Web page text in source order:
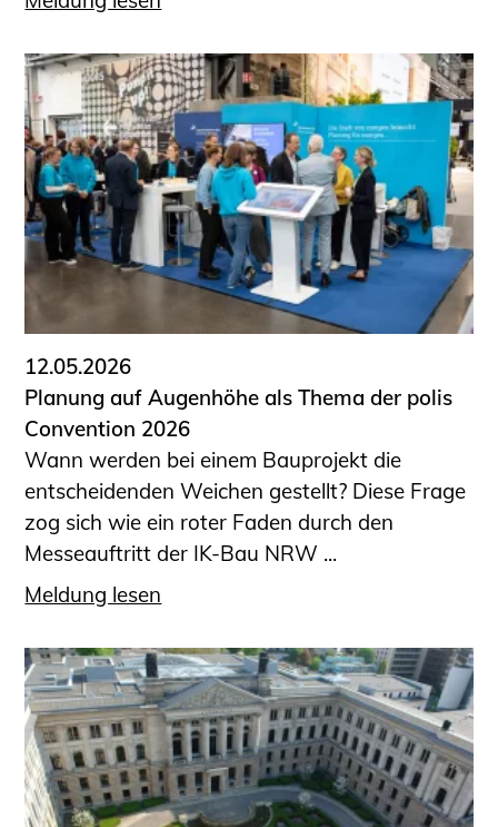
12.05.2026
Planung auf Augenhöhe als Thema der polis
Convention 2026
Wann werden bei einem Bauprojekt die
entscheidenden Weichen gestellt? Diese Frage
zog sich wie ein roter Faden durch den
Messeauftritt der IK-Bau NRW ...
Meldung lesen